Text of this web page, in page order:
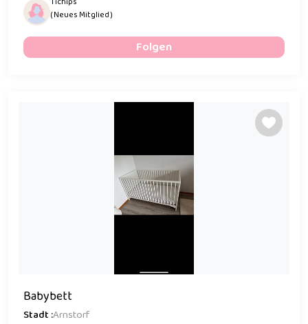
( Neues Mitglied )
Folgen
Babybett
Stadt :Arnstorf